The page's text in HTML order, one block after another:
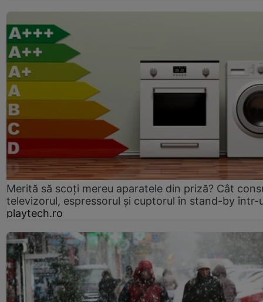
Merită să scoți mereu aparatele din priză? Cât
televizorul, espressorul și cuptorul în stand-by într-
playtech.ro